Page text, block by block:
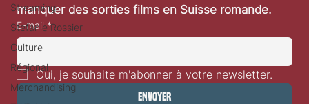
Streaming
Stefanie Rossier
Culture
Régional
Merchandising
manquer des sorties films en Suisse romande.
E-mail *
Oui, je souhaite m'abonner à votre newsletter.
Envoyer